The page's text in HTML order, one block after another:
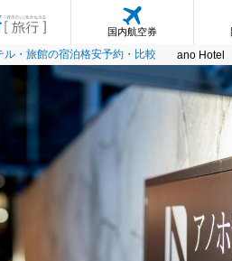
国内航空券
ル・旅館の宿泊格安予約・比較 ano Hotel